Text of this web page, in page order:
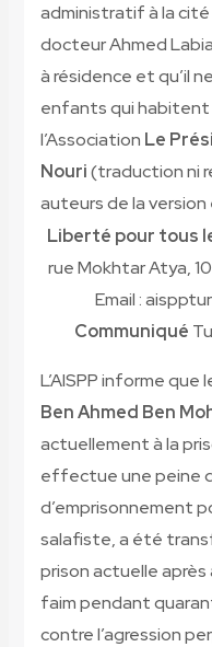
administratif à la cité
docteur Ahmed
à résidence et qu’il
enfants qui habitent
l’Association Le
Nouri(traduction ni
auteurs de la version
Liberté pour tous
rue Mokhtar Atya,
Email :
Communiqué
L’AISPP informe
Ben Ahmed Ben
actuellement à la
effectue une peine
d’emprisonnement
salafiste, a été
prison actuelle après
faim pendant
contre l’agression